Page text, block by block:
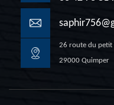
26 route du petit
29000 Quimper